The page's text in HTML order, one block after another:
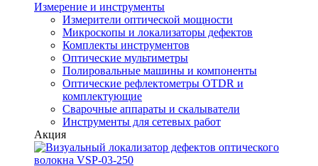
Измерение и инструменты
Измерители оптической мощности
Микроскопы и локализаторы дефектов
Комплекты инструментов
Оптические мультиметры
Полировальные машины и компоненты
Оптические рефлектометры OTDR и
комплектующие
Сварочные аппараты и скалыватели
Инструменты для сетевых работ
Акция